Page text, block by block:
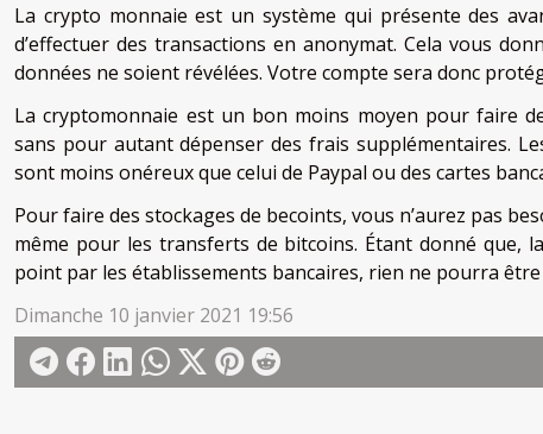
La crypto monnaie est un système qui présente des
d’effectuer des transactions en anonymat. Cela vous
données ne soient révélées. Votre compte sera donc
La cryptomonnaie est un bon moins moyen pour faire
sans pour autant dépenser des frais supplémentaires.
sont moins onéreux que celui de Paypal ou des cartes
Pour faire des stockages de becoints, vous n’aurez pas
même pour les transferts de bitcoins. Étant donné que,
point par les établissements bancaires, rien ne pourra
Dimanche 10 janvier 2021 19:56